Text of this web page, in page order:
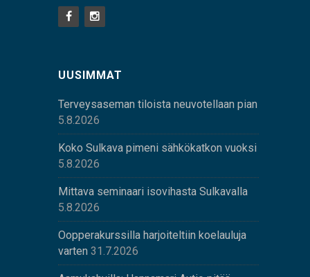
UUSIMMAT
Terveysaseman tiloista neuvotellaan pian
5.8.2026
Koko Sulkava pimeni sähkökatkon vuoksi
5.8.2026
Mittava seminaari isovihasta Sulkavalla
5.8.2026
Oopperakurssilla harjoiteltiin koelauluja
varten 31.7.2026